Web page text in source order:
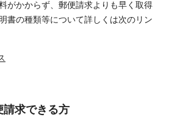
がかからず、郵便請求よりも早く取得
書の種類等について詳しくは次のリン
請求できる方